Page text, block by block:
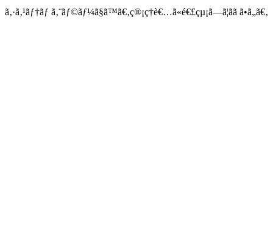
ã‚·ã‚¹ãƒ†ãƒ ã‚¨ãƒ©ãƒ¼ã§ã™ã€‚ç®¡ç†è€…ã«é€£çµ¡ã—ã¦ãã ã•ã„ã€‚